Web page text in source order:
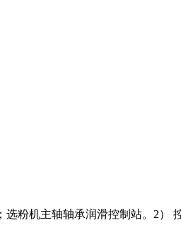
粉机主轴轴承润滑控制站。2）